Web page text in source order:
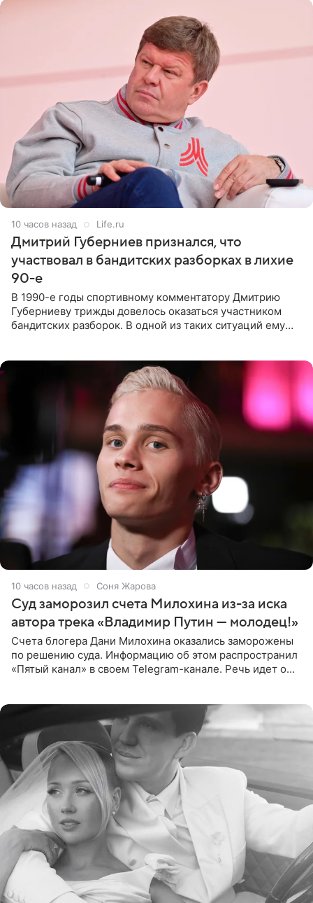
10 часов назад Life.ru
Дмитрий Губерниев признался, что
участвовал в бандитских разборках в лихие
90-е
В 1990-е годы спортивному комментатору Дмитрию
Губерниеву трижды довелось оказаться участником
бандитских разборок. В одной из таких ситуаций ему
10 часов назад Соня Жарова
Суд заморозил счета Милохина из-за иска
автора трека «Владимир Путин — молодец!»
Счета блогера Дани Милохина оказались заморожены
по решению суда. Информацию об этом распространил
«Пятый канал» в своем Telegram-канале. Речь идет о